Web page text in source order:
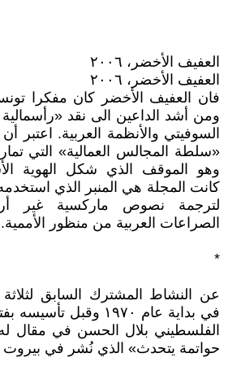
العفيف الأخضر، ۲٠٠٦
العفيف الأخضر، ۲٠٠٦
فان العفيف الأخضر كان مفكرا تونسيا
ومن أشد الداعين الى نقد «رأسمالية
السوفيتي والأنظمة العربية. اعتبر
«سلطة المجالس العمالية» التي
وهو الموقف الذي شكل الهوية
كانت المجلة هي المنبر الذي
لترجمة نصوص ماركسية غير
الصراعات العربية من منظور الأممية.
*
عن النشاط المشترك السابق
في بداية عام ١٩٧٠
الفلسطيني بلال الحسن في مقال
حواتمة يتحدث» الذي نُشر في بيروت عام